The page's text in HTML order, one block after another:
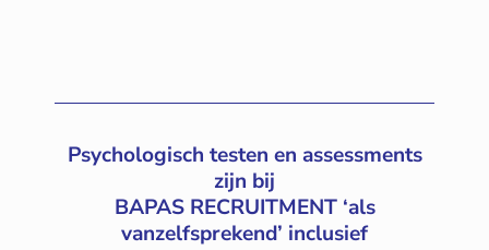
Psychologisch testen en assessments
zijn bij
BAPAS RECRUITMENT ‘als
vanzelfsprekend’ inclusief